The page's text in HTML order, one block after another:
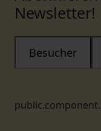
Newsletter!
Besucher